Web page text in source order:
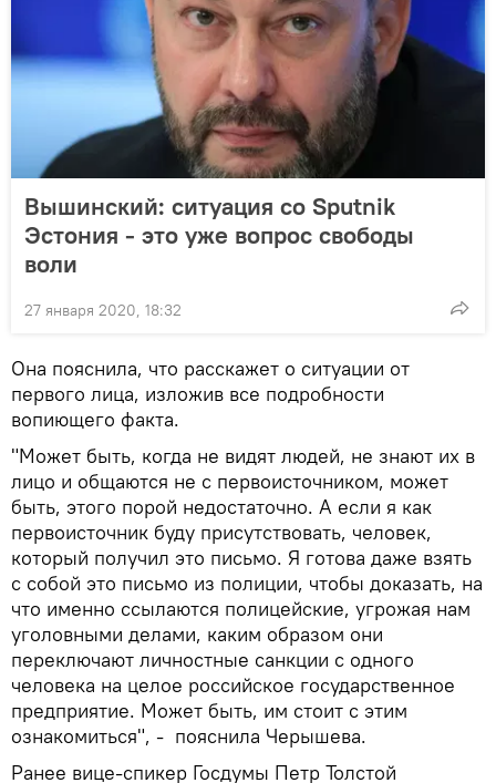
Вышинский: ситуация со Sputnik
Эстония - это уже вопрос свободы
воли
27 января 2020, 18:32
Она пояснила, что расскажет о ситуации от
первого лица, изложив все подробности
вопиющего факта.
"Может быть, когда не видят людей, не знают их в
лицо и общаются не с первоисточником, может
быть, этого порой недостаточно. А если я как
первоисточник буду присутствовать, человек,
который получил это письмо. Я готова даже взять
с собой это письмо из полиции, чтобы доказать, на
что именно ссылаются полицейские, угрожая нам
уголовными делами, каким образом они
переключают личностные санкции с одного
человека на целое российское государственное
предприятие. Может быть, им стоит с этим
ознакомиться", - пояснила Черышева.
Ранее вице-спикер Госдумы Петр Толстой